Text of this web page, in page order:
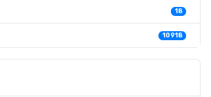
18
10918